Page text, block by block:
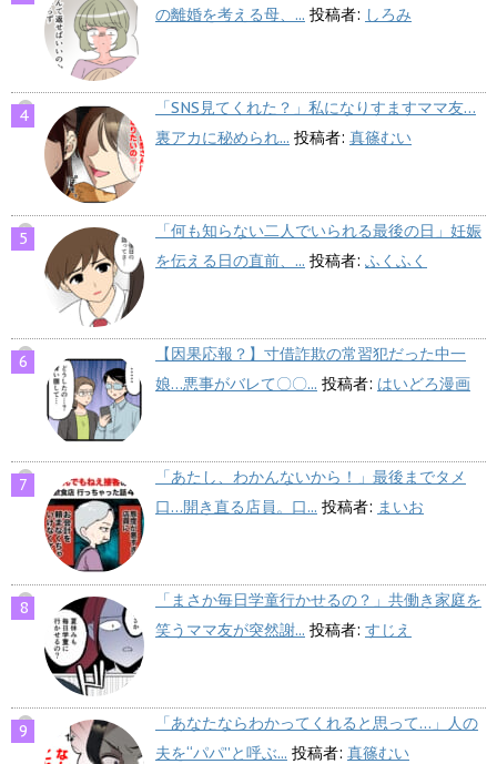
の離婚を考える母、... 投稿者: しろみ
「SNS見てくれた？」私になりすますママ友…
裏アカに秘められ... 投稿者: 真篠むい
「何も知らない二人でいられる最後の日」妊娠
を伝える日の直前、... 投稿者: ふくふく
【因果応報？】寸借詐欺の常習犯だった中一
娘…悪事がバレて〇〇... 投稿者: はいどろ漫画
「あたし、わかんないから！」最後までタメ
口…開き直る店員。口... 投稿者: まいお
「まさか毎日学童行かせるの？」共働き家庭を
笑うママ友が突然謝... 投稿者: すじえ
「あなたならわかってくれると思って…」人の
夫を“パパ”と呼ぶ... 投稿者: 真篠むい